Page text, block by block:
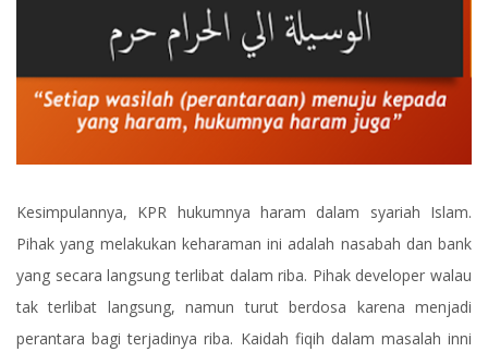
Kesimpulannya, KPR hukumnya haram dalam syariah Islam.
Pihak yang melakukan keharaman ini adalah nasabah dan bank
yang secara langsung terlibat dalam riba. Pihak developer walau
tak terlibat langsung, namun turut berdosa karena menjadi
perantara bagi terjadinya riba. Kaidah fiqih dalam masalah inni